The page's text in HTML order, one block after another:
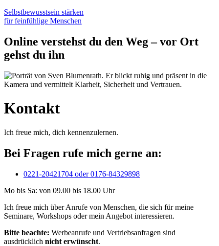
Selbstbewusstsein stärken
für feinfühlige Menschen
Online verstehst du den Weg – vor Ort
gehst du ihn
Kontakt
Ich freue mich, dich kennenzulernen.
Bei Fragen rufe mich gerne an:
0221-20421704 oder 0176-84329898
Mo bis Sa: von 09.00 bis 18.00 Uhr
Ich freue mich über Anrufe von Menschen, die sich für meine
Seminare, Workshops oder mein Angebot interessieren.
Bitte beachte: Werbeanrufe und Vertriebsanfragen sind
ausdrücklich nicht erwünscht.